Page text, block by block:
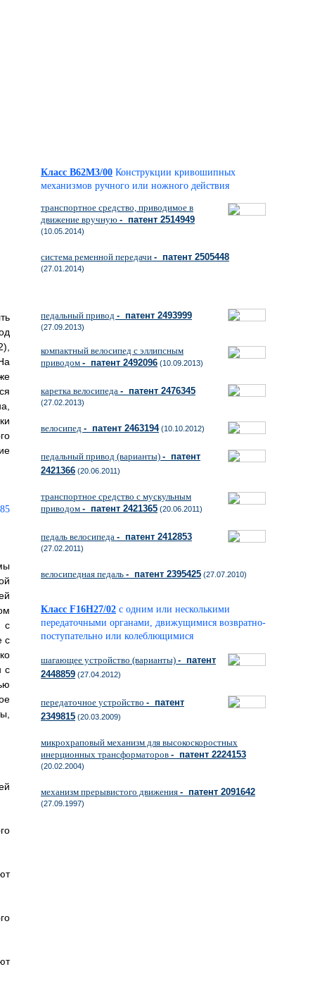
с
с
с
Класс B62M3/00 Конструкции кривошипных
механизмов ручного или ножного действия
транспортное средство, приводимое в
движение вручную - патент 2514949
(10.05.2014)
система ременной передачи - патент 2505448
(27.01.2014)
педальный привод - патент 2493999
(27.09.2013)
компактный велосипед с эллипсным
приводом - патент 2492096 (10.09.2013)
каретка велосипеда - патент 2476345
(27.02.2013)
велосипед - патент 2463194(10.10.2012)
педальный привод (варианты) - патент
2421366 (20.06.2011)
транспортное средство с мускульным
приводом - патент 2421365 (20.06.2011)
педаль велосипеда - патент 2412853
(27.02.2011)
велосипедная педаль - патент 2395425 (27.07.2010)
Класс F16H27/02 с одним или несколькими
передаточными органами, движущимися возвратно-
поступательно или колеблющимися
шагающее устройство (варианты) - патент
2448859 (27.04.2012)
передаточное устройство - патент
2349815 (20.03.2009)
микрохраповый механизм для высокоскоростных
инерционных трансформаторов - патент 2224153
(20.02.2004)
механизм прерывистого движения - патент 2091642
(27.09.1997)